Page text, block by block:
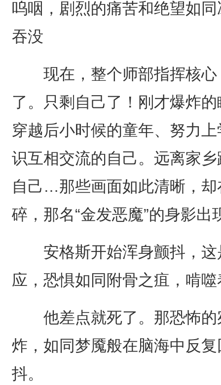
呜咽，剧烈的痛苦和绝望如
吞没
现在，整个师部指挥核心
了。只剩自己了！刚才爆炸
穿越后小时候的童年、努力
识互相交流的自己。远离家
自己…那些画面如此清晰，
碎，那名“金发恶魔”的身影出
安格斯开始浑身颤抖，这
应，恐惧如同附骨之疽，啃
他差点就死了。那恐怖的
炸，如同梦魇般在脑海中反
抖。